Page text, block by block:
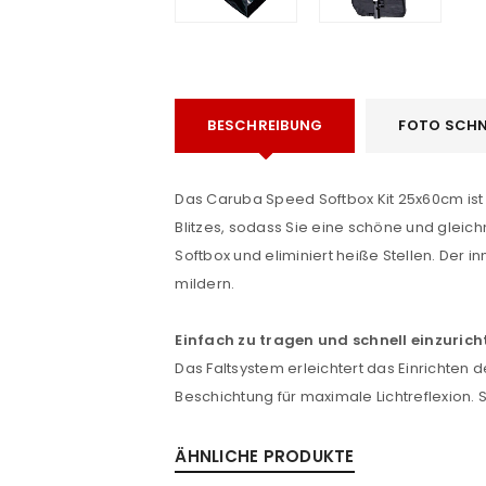
ANMELDEN
Passwort*
BESCHREIBUNG FOTO
Das Caruba Speed ​​Softbox Kit 25x60cm
Blitzes, sodass Sie eine schöne und
Softbox und eliminiert heiße Stellen. Der
mildern.
Einfach zu tragen und schnell
Das Faltsystem erleichtert das Einrichten
Beschichtung für maximale
ÄHNLICHE PRODUKTE